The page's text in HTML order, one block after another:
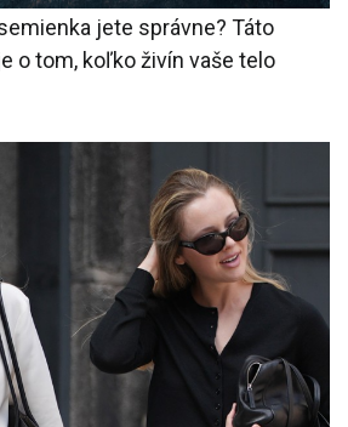
jete správne? Táto
o tom, koľko živín vaše telo